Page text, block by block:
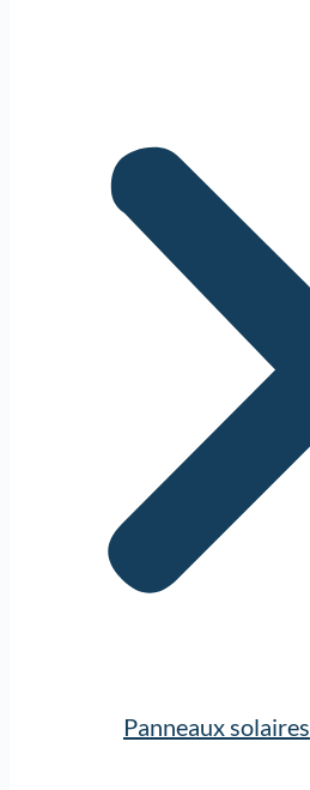
Panneaux solaires